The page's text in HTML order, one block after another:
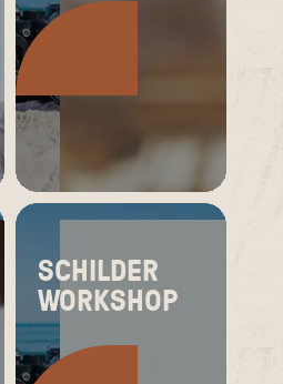
SCHILDER
WORKSHOP